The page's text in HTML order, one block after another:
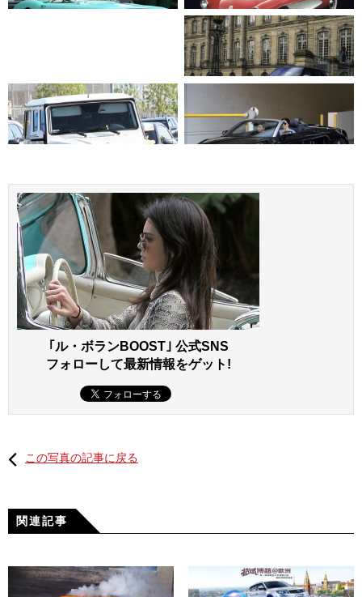
｢ル・ボランBOOST｣ 公式SNS
フォローして最新情報をゲット!
この写真の記事に戻る
関連記事